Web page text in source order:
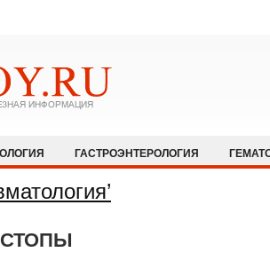
ГАСТРОЭНТЕРОЛОГИЯ
И АЛЛЕРГОЛОГИЯ
ПСИХИАТРИЯ И ПСИХОЛОГИЯ